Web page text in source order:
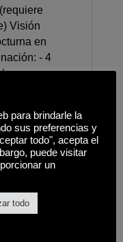
Visión
en
- 4
1W
y
130 × 140 ×
g (sin
• 1
• 1
de tornillos
para brindarle la
sus preferencias y
todo", acepta el
puede visitar
un
todo